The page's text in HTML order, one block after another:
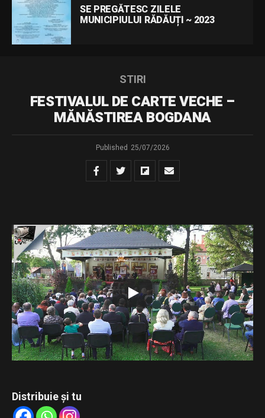
SE PREGĂTESC ZILELE
MUNICIPIULUI RĂDĂUȚI ~ 2023
STIRI
FESTIVALUL DE CARTE VECHE –
MĂNĂSTIREA BOGDANA
Published 25/07/2026
Urmăriți transmisiunea LIVE de la Mănăstirea Bogdana a
celei de-a doua ediții a Festivalului de Carte Veche
„Tipăriturile bisericești – punte între trecut, prezent și
viitor”.
Conferința susținută de părintele Constantin Necula,
intitulată „Cartea scrisă – remediul duhovnicesc al
însingurării culturale”, și recitalul de muzică veche susținut
de părintele arhidiacon Ieremia Sărmaș.
Distribuie și tu